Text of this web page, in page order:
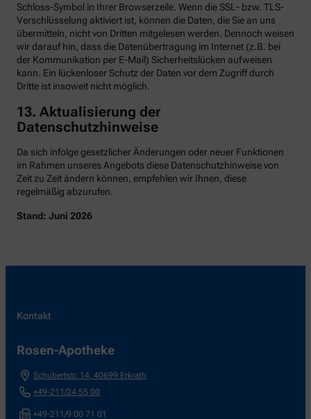
Schloss-Symbol in Ihrer Browserzeile. Wenn die SSL- bzw. TLS-
Verschlüsselung aktiviert ist, können die Daten, die Sie an uns
übermitteln, nicht von Dritten mitgelesen werden. Dennoch weisen
wir darauf hin, dass die Datenübertragung im Internet (z.B. bei
der Kommunikation per E-Mail) Sicherheitslücken aufweisen
kann. Ein lückenloser Schutz der Daten vor dem Zugriff durch
Dritte ist insoweit nicht möglich.
13. Aktualisierung der
Datenschutzhinweise
Da sich infolge gesetzlicher Änderungen oder neuer Funktionen
im Rahmen unseres Angebots diese Datenschutzhinweise von
Zeit zu Zeit ändern können, empfehlen wir Ihnen, diese
regelmäßig abzurufen.
Stand: Juni 2026
Kontakt
Rosen-Apotheke
Schubertstr. 14, 40699 Erkrath
+49-211/24 55 00
+49-211/9 00 71 01